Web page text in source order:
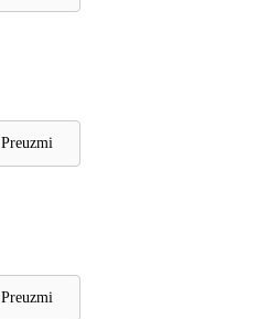
Preuzmi
Preuzmi